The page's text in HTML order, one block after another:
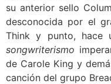
su anterior sello
desconocida por el
Think y punto, hace
songwriterismo
de Carole King y
canción del grupo